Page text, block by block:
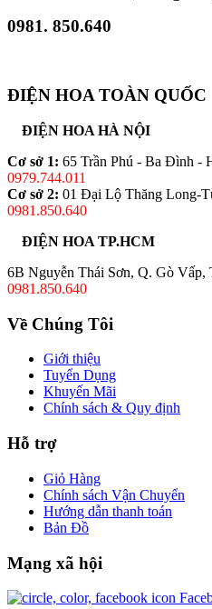
0981. 850.640
ĐIỆN HOA TOÀN QUỐC
ĐIỆN HOA HÀ NỘI
Cơ sở 1: 65 Trần Phú - Ba Đình -
0979.744.011
Cơ sở 2: 01 Đại Lộ Thăng Long-
0981.850.640
ĐIỆN HOA TP.HCM
6B Nguyễn Thái Sơn, Q. Gò Vấp,
0981.850.640
Về Chúng Tôi
Giới thiệu
Tuyển Dụng
Khuyến Mãi
Chính sách & Quy định
Hỗ trợ
Giỏ Hàng
Chính sách Vận Chuyển
Hướng dẫn thanh toán
Bản Đồ
Mạng xã hội